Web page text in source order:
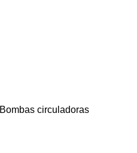
Bombas circuladoras